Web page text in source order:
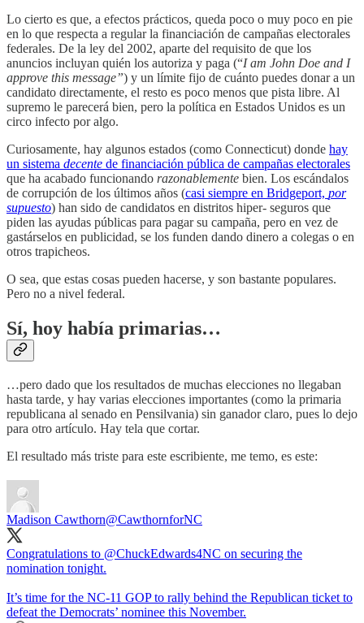
Lo cierto es que, a efectos prácticos, queda poco o muy poco en pie
en lo que respecta a regular la financiación de campañas electorales
federales. De la ley del 2002, aparte del requisito de que los
anuncios incluyan quién los autoriza y paga (“I am John Doe and I
approve this message”) y un límite fijo de cuánto puedes donar a un
candidato directamente, el resto es poco menos que pista libre. Al
supremo le parecerá bien, pero la política en Estados Unidos es un
circo infecto por algo.
Curiosamente, hay algunos estados (como Connecticut) donde hay
un sistema decente de financiación pública de campañas electorales
que ha acabado funcionando razonablemente bien. Los escándalos
de corrupción de los últimos años (casi siempre en Bridgeport, por
supuesto) han sido de candidatos en distritos hiper- seguros que
piden las ayudas públicas para pagar su campaña, pero en vez de
gastárselos en publicidad, se los funden dando dinero a colegas o en
otros trapicheos.
O sea, que estas cosas pueden hacerse, y son bastante populares.
Pero no a nivel federal.
Sí, hoy había primarias…
…pero dado que los resultados de muchas elecciones no llegaban
hasta tarde, y hay varias elecciones importantes (como la primaria
republicana al senado en Pensilvania) sin ganador claro, pues lo dejo
para otro artículo. Hay tela que cortar.
El resultado más triste para este escribiente, me temo, es este:
Madison Cawthorn@CawthornforNC
Congratulations to @ChuckEdwards4NC on securing the
nomination tonight.
It’s time for the NC-11 GOP to rally behind the Republican ticket to
defeat the Democrats’ nominee this November.